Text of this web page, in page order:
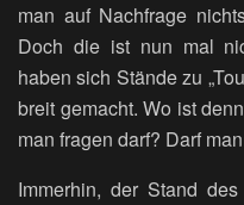
man auf Nachfrage
Doch die ist nun mal
haben sich Stände zu
breit gemacht. Wo ist
man fragen darf? Darf
Immerhin, der Stand